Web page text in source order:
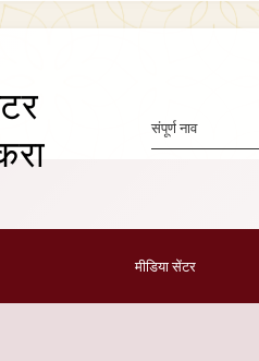
संपूर्ण नाव
मीडिया सेंटर